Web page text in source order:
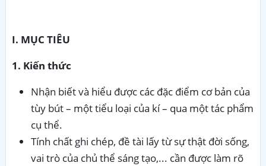
I. MỤC TIÊU
1. Kiến thức
Nhận biết và hiểu được các đặc điểm cơ bản của
tùy bút – một tiểu loại của kí – qua một tác phẩm
cụ thể.
Tính chất ghi chép, đề tài lấy từ sự thật đời sống,
vai trò của chủ thể sáng tạo,... cần được làm rõ